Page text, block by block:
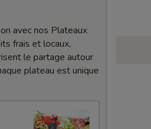
avec nos Plateaux
frais et locaux,
le partage autour
plateau est unique